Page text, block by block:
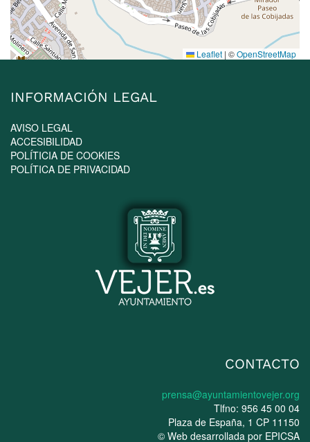
Leaflet | ©OpenStreetMap
INFORMACIÓN LEGAL
AVISO LEGAL
ACCESIBILIDAD
POLÍTICIA DE COOKIES
POLÍTICA DE PRIVACIDAD
CONTACTO
prensa@ayuntamientovejer.org
Tlfno: 956 45 00 04
Plaza de España, 1 CP 11150
© Web desarrollada por EPICSA